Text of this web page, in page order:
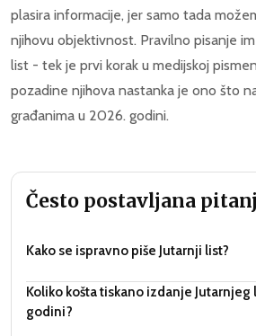
plasira informacije, jer samo tada
njihovu objektivnost. Pravilno pisanje
list - tek je prvi korak u medijskoj
pozadine njihova nastanka je ono što
građanima u 2026. godini.
Često postavljana
Kako se ispravno piše Jutarnji list?
Koliko košta tiskano izdanje Jutarnjeg
godini?